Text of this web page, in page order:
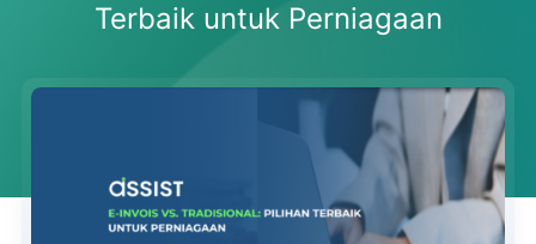
Terbaik untuk Perniagaan